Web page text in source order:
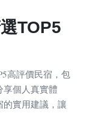
TOP5
高評價民宿，包
個人真實體
實用建議，讓